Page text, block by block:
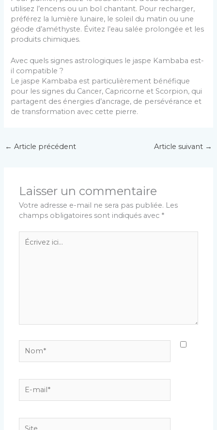
utilisez l’encens ou un bol chantant. Pour recharger,
préférez la lumière lunaire, le soleil du matin ou une
géode d’améthyste. Évitez l’eau salée prolongée et les
produits chimiques.
Avec quels signes astrologiques le jaspe Kambaba est-
il compatible ?
Le jaspe Kambaba est particulièrement bénéfique
pour les signes du Cancer, Capricorne et Scorpion, qui
partagent des énergies d’ancrage, de persévérance et
de transformation avec cette pierre.
← Article précédent Article suivant →
Laisser un commentaire
Votre adresse e-mail ne sera pas publiée. Les
champs obligatoires sont indiqués avec *
Écrivez
ici…
mail*